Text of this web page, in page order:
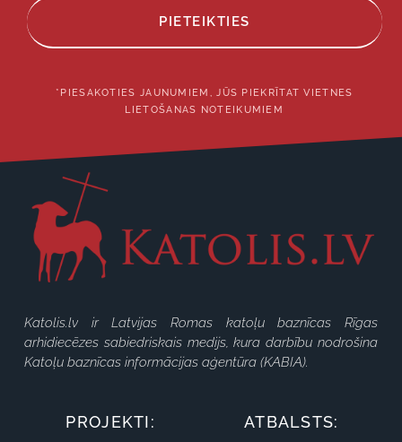
PIETEIKTIES
*PIESAKOTIES JAUNUMIEM, JŪS PIEKRĪTAT VIETNES
LIETOŠANAS NOTEIKUMIEM
Katolis.lv ir Latvijas Romas katoļu baznīcas Rīgas
arhidiecēzes sabiedriskais medijs, kura darbību nodrošina
Katoļu baznīcas informācijas aģentūra (KABIA).
PROJEKTI: ATBALSTS: